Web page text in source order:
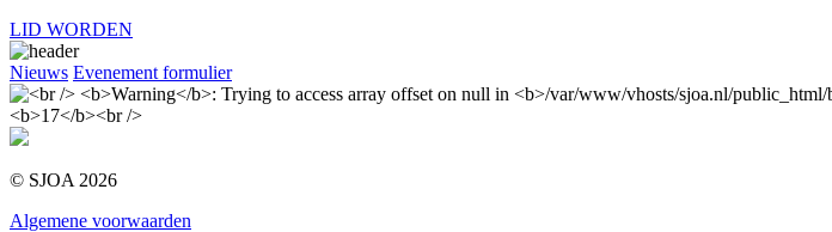
LID WORDEN
Nieuws Evenement formulier
© SJOA 2026
Algemene voorwaarden